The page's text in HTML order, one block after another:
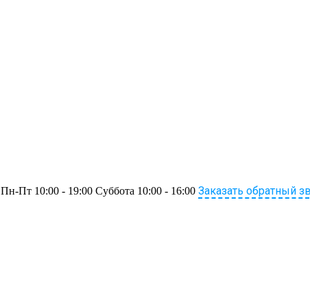
Пн-Пт 10:00 - 19:00 Суббота 10:00 - 16:00 Заказать обратный